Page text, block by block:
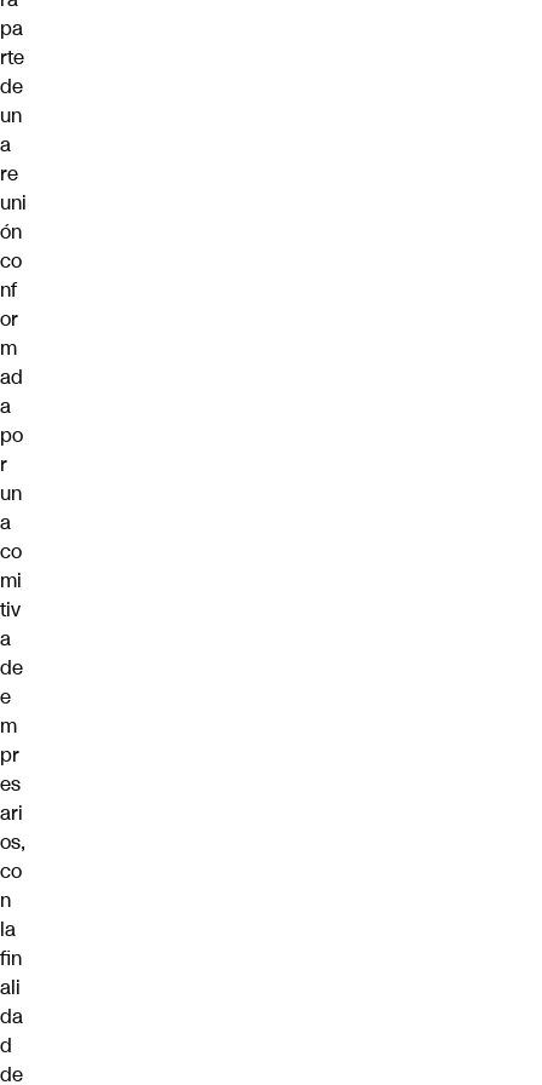
pa
rte
de
un
a
re
uni
ón
co
nf
or
m
ad
a
po
r
un
a
co
mi
tiv
a
de
e
m
pr
es
ari
os,
co
n
la
fin
ali
da
d
de